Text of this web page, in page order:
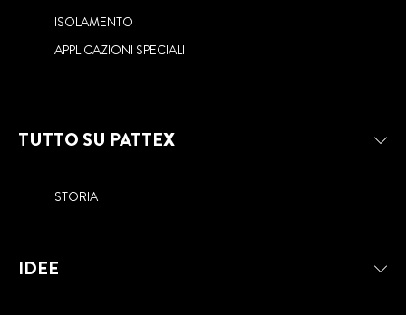
IL MASSIMO RISULTATO
ISOLAMENTO
APPLICAZIONI SPECIALI
TUTTO SU PATTEX
STORIA
IDEE